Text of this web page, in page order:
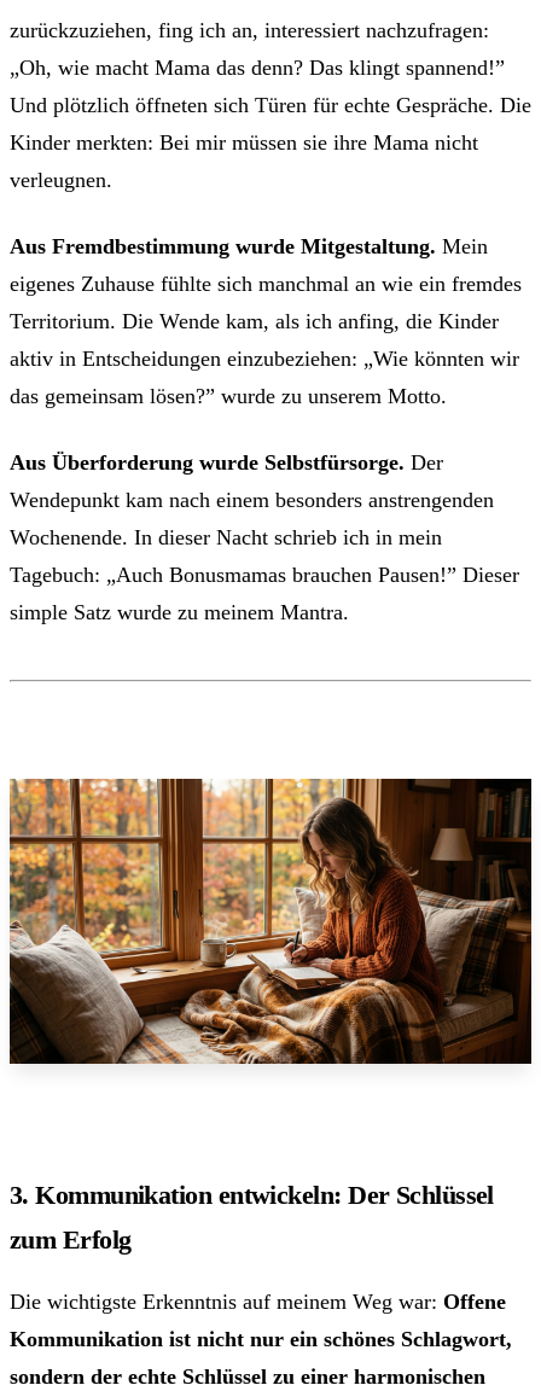
zurückzuziehen, fing ich an, interessiert nachzufragen:
„Oh, wie macht Mama das denn? Das klingt spannend!”
Und plötzlich öffneten sich Türen für echte Gespräche. Die
Kinder merkten: Bei mir müssen sie ihre Mama nicht
verleugnen.
Aus Fremdbestimmung wurde Mitgestaltung. Mein
eigenes Zuhause fühlte sich manchmal an wie ein fremdes
Territorium. Die Wende kam, als ich anfing, die Kinder
aktiv in Entscheidungen einzubeziehen: „Wie könnten wir
das gemeinsam lösen?” wurde zu unserem Motto.
Aus Überforderung wurde Selbstfürsorge. Der
Wendepunkt kam nach einem besonders anstrengenden
Wochenende. In dieser Nacht schrieb ich in mein
Tagebuch: „Auch Bonusmamas brauchen Pausen!” Dieser
simple Satz wurde zu meinem Mantra.
3. Kommunikation entwickeln: Der Schlüssel
zum Erfolg
Die wichtigste Erkenntnis auf meinem Weg war: Offene
Kommunikation ist nicht nur ein schönes Schlagwort,
sondern der echte Schlüssel zu einer harmonischen